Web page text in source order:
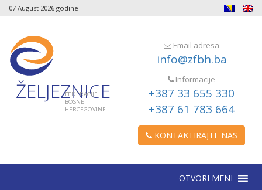
07 August 2026 godine
ŽELJEZNICE
FEDERACIJE
BOSNE I
HERCEGOVINE
Email adresa
info@zfbh.ba
Informacije
+387 33 655 330
+387 61 783 664
KONTAKTIRAJTE NAS
OTVORI MENI